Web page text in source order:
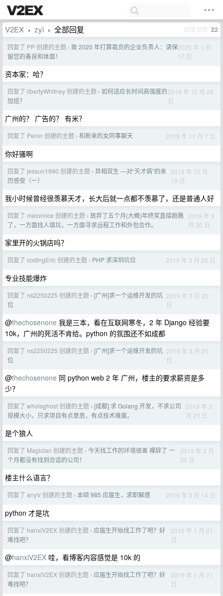
V2EX › zyi › 全部回复 回复总数 22
回复了 PP 创建的主题 › 致 2020 年打算裁员的企业负责人：请保
留您的善良和体面！
2020 年 1 月
17 日
资本家：哈？
回复了 libertyWhitney 创建的主题 › 如何适应长时间高强度的
加班？
2019 年 12 月 28
日
广州的？ 广告的？ 有米？
回复了 Penin 创建的主题 › 和新来的女同事聊天 2019 年 11 月 7 日
你好骚啊
回复了 jessun1990 创建的主题 › 异相双生 —对“天才病”的亲
历感受（一）
2019 年 10 月
19 日
我小时候曾经很羡慕天才，长大后就一点都不羡慕了，还是普通人好
回复了 melonrice 创建的主题 › 放弃了五个月(大概)年终奖直接跑路
了，一方面找人填坑，一方面寻求远程工作和外包合作。
2019 年 9
月 30 日
家里开的火锅店吗？
回复了 codingEric 创建的主题 › PHP 求深圳坑位 2019 年 3 月 25 日
专业技能爆炸
回复了 ns2250225 创建的主题 › [广州]求一个运维开发的坑
位
2019 年 3 月 20
日
@thechosenone 我是三本，看在互联网寒冬，2 年 Django 经验要
10k，广州的死活不肯给。python 的氛围还不如成都
回复了 ns2250225 创建的主题 › [广州]求一个运维开发的坑
位
2019 年 3 月 20
日
@thechosenone 同 python web 2 年 广州，楼主的要求薪资是多
少？
回复了 whoisghost 创建的主题 › [成都] 求 Golang 开发，不求公司
规模大小，只求项目有点意思，有点技术难度。
2019 年 3
月 20 日
是个狼人
回复了 Magician 创建的主题 › 今天找工作的环境很差 裸辞了 一
个月都没有找到合适的公司！
2019 年 3 月
20 日
楼主什么语言？
回复了 anyV 创建的主题 › 本硕 985 应届生，求职解惑 2019 年 3 月 14 日
python 才是坑
回复了 hanxiV2EX 创建的主题 › 应届生开始找工作了吧？好
难找吧？
2019 年 1 月 21
日
@hanxiV2EX 哇，看博客内容感觉是 10k 的
回复了 hanxiV2EX 创建的主题 › 应届生开始找工作了吧？好
难找吧？
2019 年 1 月 21
日